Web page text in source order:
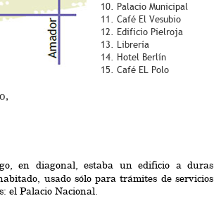
10. Palacio Municipal
11. Café El Vesubio
12. Edificio Pielroja
13. Librería
14. Hotel Berlín
15. Café EL Polo
en diagonal, estaba un edificio a duras
usado sólo para trámites de servicios
el Palacio Nacional.